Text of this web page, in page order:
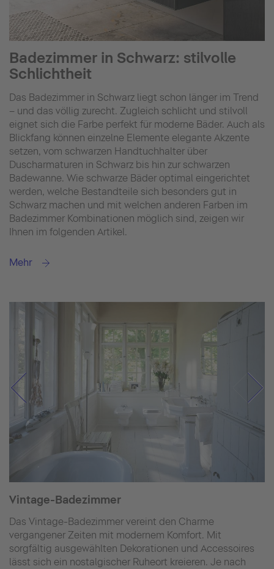
Badezimmer in Schwarz: stilvolle
Schlichtheit
Das Badezimmer in Schwarz liegt schon länger im Trend
– und das völlig zurecht. Zugleich schlicht und stilvoll
eignet sich die Farbe perfekt für moderne Bäder. Auch als
Blickfang können einzelne Elemente elegante Akzente
setzen, vom schwarzen Handtuchhalter über
Duscharmaturen in Schwarz bis hin zur schwarzen
Badewanne. Wie schwarze Bäder optimal eingerichtet
werden, welche Bestandteile sich besonders gut in
Schwarz machen und mit welchen anderen Farben im
Badezimmer Kombinationen möglich sind, zeigen wir
Ihnen im folgenden Artikel.
Mehr
Vintage-Badezimmer
Das Vintage-Badezimmer vereint den Charme
vergangener Zeiten mit modernem Komfort. Mit
sorgfältig ausgewählten Dekorationen und Accessoires
lässt sich ein nostalgischer Ruheort kreieren. Je nach